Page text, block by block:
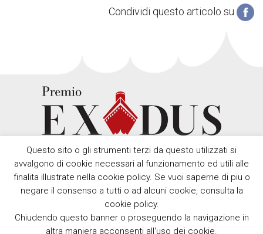
Condividi questo articolo su
Copyright © Premio Exodus 2012 - 2026 Comune della Spezia,
Questo sito o gli strumenti terzi da questo utilizzati si
avvalgono di cookie necessari al funzionamento ed utili alle
finalita illustrate nella cookie policy. Se vuoi saperne di piu o
negare il consenso a tutti o ad alcuni cookie, consulta la
cookie policy.
Chiudendo questo banner o proseguendo la navigazione in
altra maniera acconsenti all'uso dei cookie.